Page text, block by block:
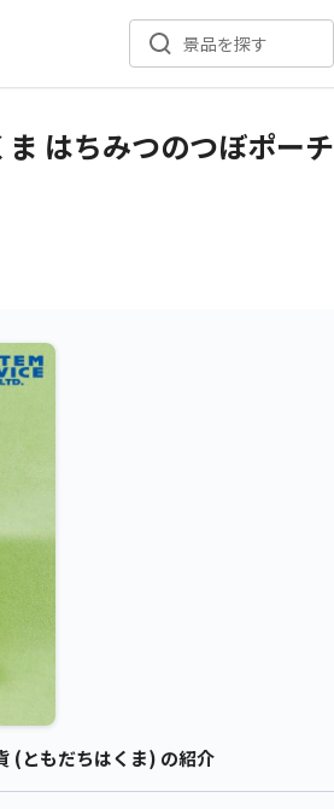
景品を探す
はちみつのつぼポーチ
(ともだちはくま) の紹介